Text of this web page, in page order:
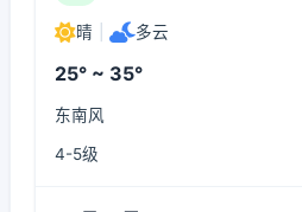
晴 多云
25° ~ 35°
东南风
4-5级